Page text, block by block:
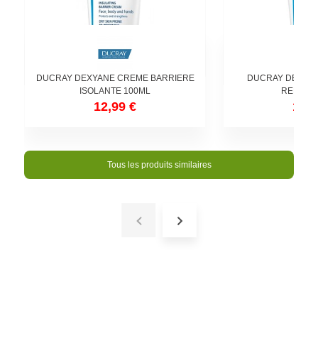
DUCRAY DEXYANE CREME BARRIERE
ISOLANTE 100ML
12,99 €
DUCRAY
Tous les produits similaires